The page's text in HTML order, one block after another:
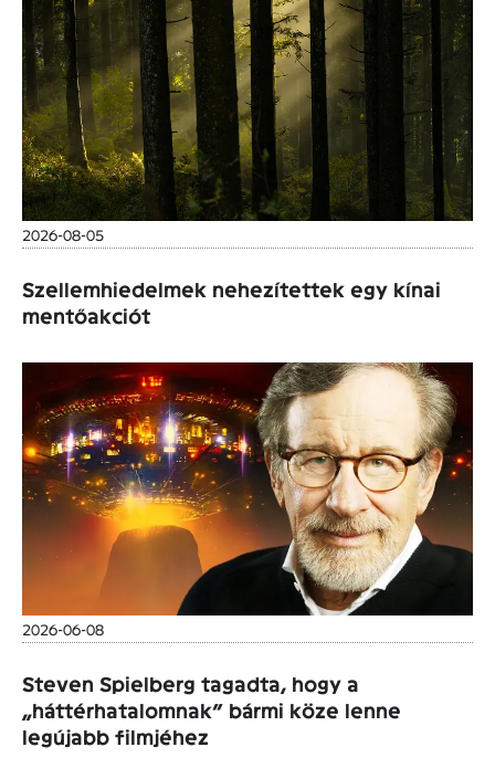
2026-08-05
Szellemhiedelmek nehezítettek egy kínai
mentőakciót
2026-06-08
Steven Spielberg tagadta, hogy a
„háttérhatalomnak” bármi köze lenne
legújabb filmjéhez